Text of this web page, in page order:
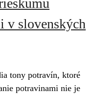
v slovenských
tony potravín, ktoré
potravinami nie je